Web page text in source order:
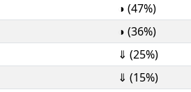
◑ (47%)
◑ (36%)
⇓ (25%)
⇓ (15%)